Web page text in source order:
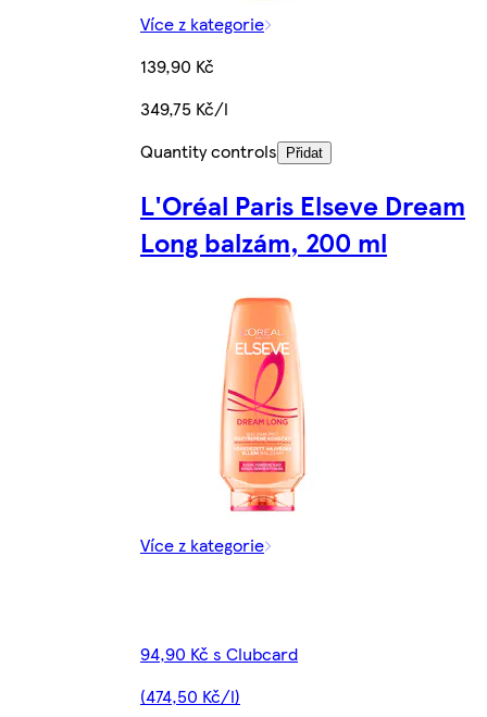
Více z kategorie
139,90 Kč
349,75 Kč/l
Quantity controls
Přidat
L'Oréal Paris Elseve Dream
Long balzám, 200 ml
Více z kategorie
94,90 Kč s Clubcard
(474,50 Kč/l)